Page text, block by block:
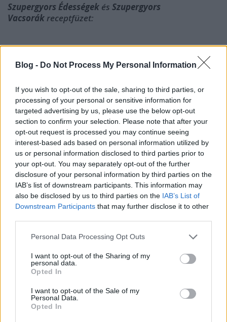
Blog - Do Not Process My Personal Information
If you wish to opt-out of the sale, sharing to third parties, or
processing of your personal or sensitive information for
targeted advertising by us, please use the below opt-out
section to confirm your selection. Please note that after your
opt-out request is processed you may continue seeing
interest-based ads based on personal information utilized by
us or personal information disclosed to third parties prior to
your opt-out. You may separately opt-out of the further
disclosure of your personal information by third parties on the
IAB’s list of downstream participants. This information may
also be disclosed by us to third parties on the IAB’s List of
Downstream Participants that may further disclose it to other
Please note that this website/app uses one or more Google
not limited to your visit or usage behaviour. You may click to
grant or deny consent to Google and its third-party tags to
use your data for below specified purposes in below Google
consent section.
Personal Data Processing Opt Outs
I want to opt-out of the Sharing of my
personal data.
Opted In
I want to opt-out of the Sale of my
Personal Data.
Opted In
Szupergyors Édességek és Szupergyors
Vacsorákreceptfüzet: